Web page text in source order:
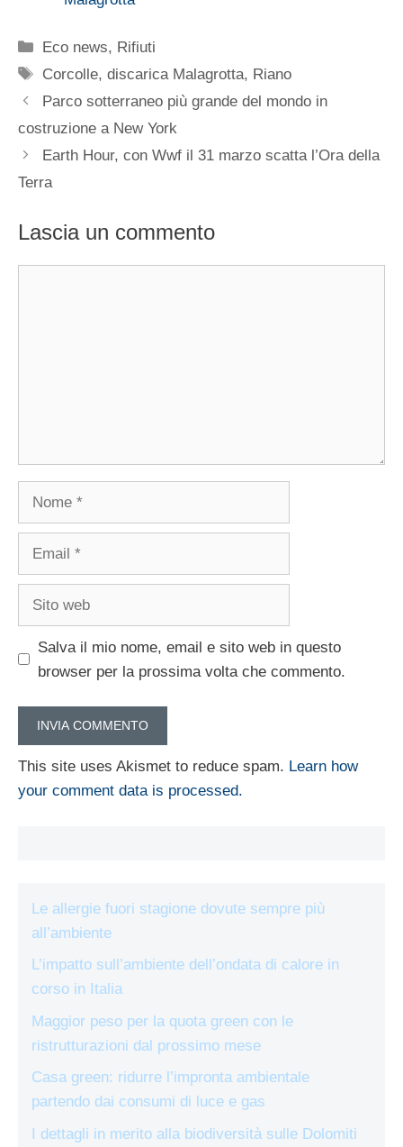
Categorie
Eco news, Rifiuti
Tag
Corcolle,discarica Malagrotta, Riano
Parco sotterraneo più grande del mondo in
costruzione a New York
Earth Hour, con Wwf il 31 marzo scatta l’Ora della
Terra
Lascia un commento
Salva il mio nome, email e sito web in questo
browser per la prossima volta che commento.
This site uses Akismet to reduce spam. Learn how
your comment data is processed.
Le allergie fuori stagione dovute sempre più
all’ambiente
L’impatto sull’ambiente dell’ondata di calore in
corso in Italia
Maggior peso per la quota green con le
ristrutturazioni dal prossimo mese
Casa green: ridurre l’impronta ambientale
partendo dai consumi di luce e gas
I dettagli in merito alla biodiversità sulle Dolomiti